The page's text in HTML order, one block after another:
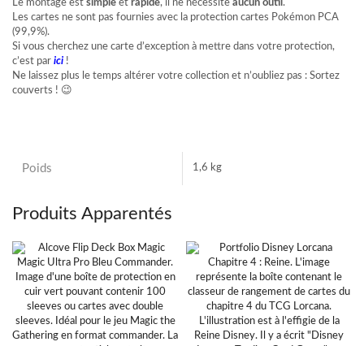
Le montage est simple et rapide, il ne nécessite aucun outil .
Les cartes ne sont pas fournies avec la protection cartes Pokémon PCA
(99,9%).
Si vous cherchez une carte d’exception à mettre dans votre protection,
c’est par ici !
Ne laissez plus le temps altérer votre collection et n’oubliez pas : Sortez
couverts ! 😉
Poids 1,6 kg
Produits Apparentés